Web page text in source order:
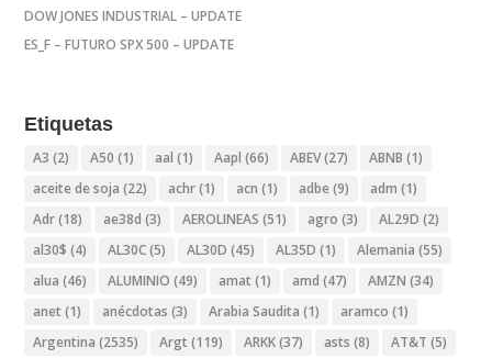
DOW JONES INDUSTRIAL – UPDATE
ES_F – FUTURO SPX 500 – UPDATE
Etiquetas
A3 (2) A50 (1) aal (1) Aapl (66) ABEV(27) ABNB (1)
aceite de soja (22) achr(1) acn (1) adbe (9) adm (1)
Adr(18) ae38d (3) AEROLINEAS (51) agro (3) AL29D (2)
al30$ (4) AL30C(5) AL30D (45) AL35D (1) Alemania (55)
alua (46) ALUMINIO (49) amat (1) amd (47) AMZN (34)
anet (1) anécdotas (3) Arabia Saudita (1) aramco (1)
Argentina (2535) Argt (119) ARKK(37) asts (8) AT&T (5)